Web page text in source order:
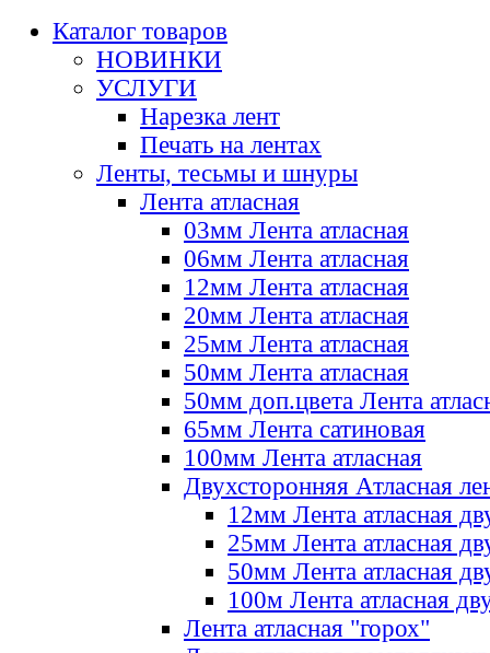
Каталог товаров
НОВИНКИ
УСЛУГИ
Нарезка лент
Печать на лентах
Ленты, тесьмы и шнуры
Лента атласная
03мм Лента атласная
06мм Лента атласная
12мм Лента атласная
20мм Лента атласная
25мм Лента атласная
50мм Лента атласная
50мм доп.цвета Лента
65мм Лента сатиновая
100мм Лента атласная
Двухсторонняя Атласная
12мм Лента атласная
25мм Лента атласная
50мм Лента атласная
100м Лента атласная
Лента атласная "горох"